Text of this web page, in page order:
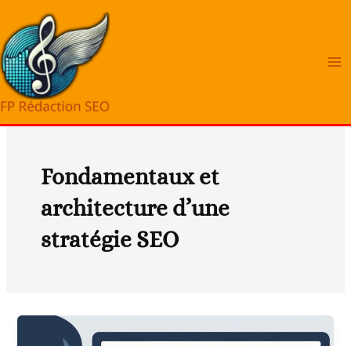
contenu
Fondamentaux et
architecture d’une
stratégie SEO